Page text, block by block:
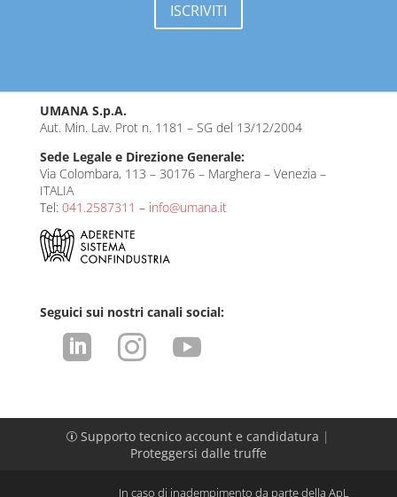
ISCRIVITI
UMANA S.p.A.
Aut. Min. Lav. Prot n. 1181 – SG del 13/12/2004
Sede Legale e Direzione Generale:
Via Colombara, 113 – 30176 – Marghera – Venezia –
ITALIA
Tel: 041.2587311 – info@umana.it
Seguici sui nostri canali social:
  
p Supporto tecnico account e candidatura |
Proteggersi dalle truffe
In caso di inadempimento da parte della ApL